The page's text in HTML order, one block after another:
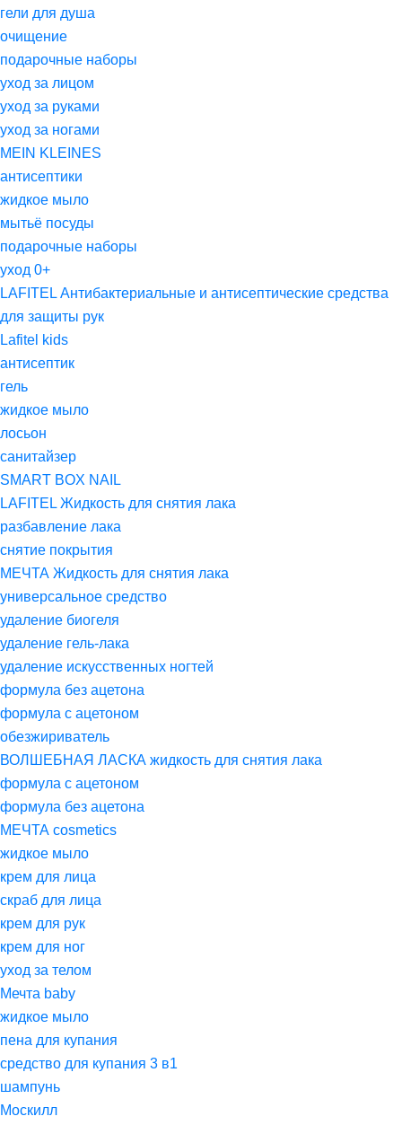
гели для душа
очищение
подарочные наборы
уход за лицом
уход за руками
уход за ногами
MEIN KLEINES
антисептики
жидкое мыло
мытьё посуды
подарочные наборы
уход 0+
LAFITEL Антибактериальные и антисептические средства
для защиты рук
Lafitel kids
антисептик
гель
жидкое мыло
лосьон
санитайзер
SMART BOX NAIL
LAFITEL Жидкость для снятия лака
разбавление лака
снятие покрытия
МЕЧТА Жидкость для снятия лака
универсальное средство
удаление биогеля
удаление гель-лака
удаление искусственных ногтей
формула без ацетона
формула с ацетоном
обезжириватель
ВОЛШЕБНАЯ ЛАСКА жидкость для снятия лака
формула с ацетоном
формула без ацетона
МЕЧТА cosmetics
жидкое мыло
крем для лица
скраб для лица
крем для рук
крем для ног
уход за телом
Мечта baby
жидкое мыло
пена для купания
средство для купания 3 в1
шампунь
Москилл